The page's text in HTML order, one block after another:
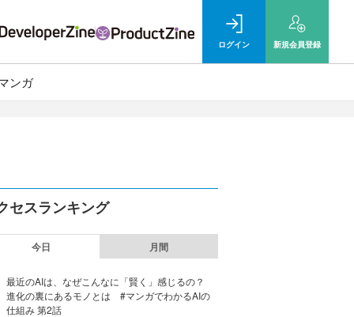
ログイン 新規会員登録
ンガ
セスランキング
今日 月間
最近のAIは、なぜこんなに「賢く」感じるの？
進化の裏にあるモノとは #マンガでわかるAIの
仕組み 第2話